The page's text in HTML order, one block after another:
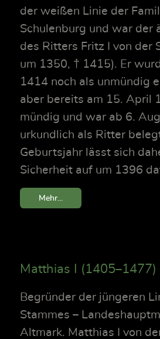
der weißen Linie der
Schulenburg und war der
des Ritters Fritz I von der
um 1350, † 1415). Er
1414 noch als unmündig
aber bereits am 15. April
mündig und war ab 6.
urkundlich als Ritter
Geburtsjahr lässt sich
Sicherheit auf um 1396
Mehr...
Matthias I (1405–1477)
Begründer der jüngeren
Stammes –
Altmark. Matthias I von